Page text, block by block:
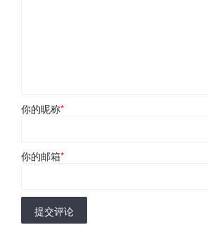
你的昵称*
你的邮箱*
提交评论